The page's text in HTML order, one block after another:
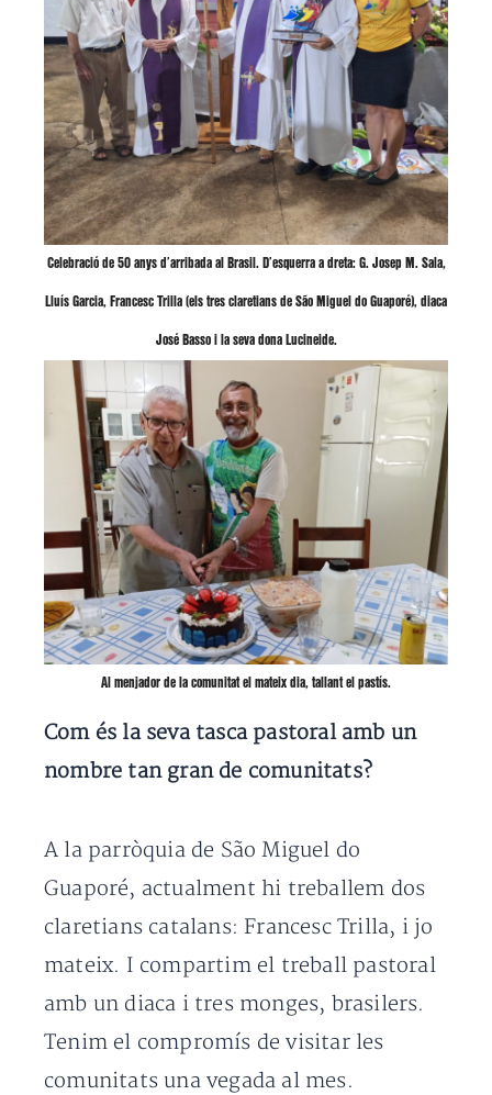
Celebració de 50 anys d’arribada al Brasil. D’esquerra a dreta: G. Josep M. Sala,
Lluís Garcia, Francesc Trilla (els tres claretians de São Miguel do Guaporé), diaca
José Basso i la seva dona Lucineide.
Al menjador de la comunitat el mateix dia, tallant el pastís.
Com és la seva tasca pastoral amb un
nombre tan gran de comunitats?
A la parròquia de São Miguel do
Guaporé, actualment hi treballem dos
claretians catalans: Francesc Trilla, i jo
mateix. I compartim el treball pastoral
amb un diaca i tres monges, brasilers.
Tenim el compromís de visitar les
comunitats una vegada al mes.